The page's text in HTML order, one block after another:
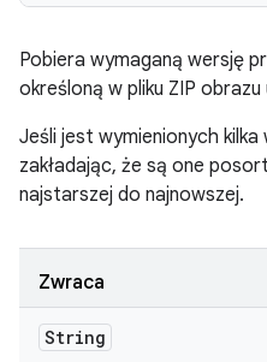
Pobiera wymaganą wersję
określoną w pliku ZIP obrazu
Jeśli jest wymienionych
zakładając, że są one
najstarszej do najnowszej.
Zwraca
String